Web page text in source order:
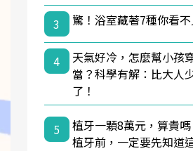
3
驚！浴室藏著7種你看
4
天氣好冷，怎麼幫小孩
當？科學有解：比大人
了！
5
植牙一顆8萬元，算貴
植牙前，一定要先知道